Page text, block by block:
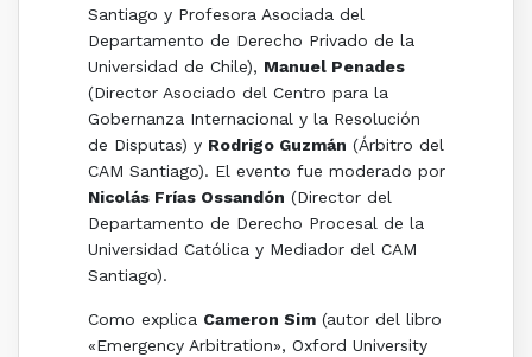
Santiago y Profesora Asociada del
Departamento de Derecho Privado de la
Universidad de Chile), Manuel Penades
(Director Asociado del Centro para la
Gobernanza Internacional y la Resolución
de Disputas) y Rodrigo Guzmán (Árbitro del
CAM Santiago). El evento fue moderado por
Nicolás Frías Ossandón (Director del
Departamento de Derecho Procesal de la
Universidad Católica y Mediador del CAM
Santiago).
Como explica Cameron Sim(autor del libro
«Emergency Arbitration», Oxford University